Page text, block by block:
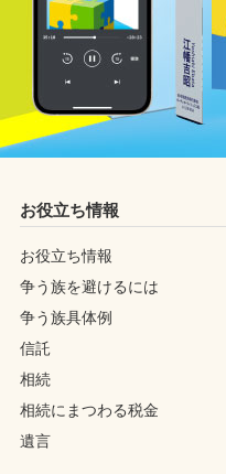
お役立ち情報
お役立ち情報
争う族を避けるには
争う族具体例
信託
相続
相続にまつわる税金
遺言